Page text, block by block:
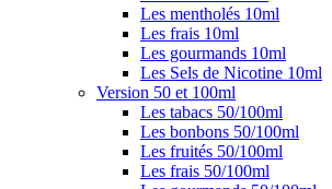
Les mentholés 10ml
Les frais 10ml
Les gourmands 10ml
Les Sels de Nicotine 10ml
Version 50 et 100ml
Les tabacs 50/100ml
Les bonbons 50/100ml
Les fruités 50/100ml
Les frais 50/100ml